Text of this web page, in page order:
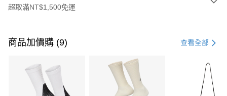
超取滿NT$1,500免運
信用卡一次付款
3 期 0 利率 每期 21家銀行
合作金庫商業銀行
第一商業銀行
商品加價購 (9) 查看全部